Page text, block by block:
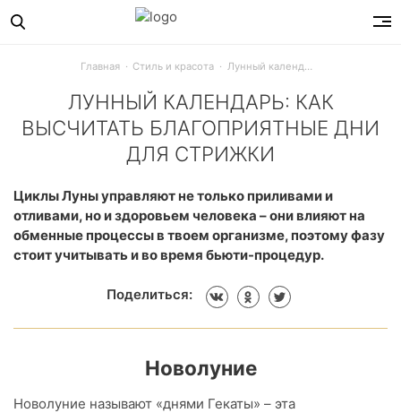
Главная Стиль и красота
ЛУННЫЙ КАЛЕНДАРЬ: КАК
ВЫСЧИТАТЬ БЛАГОПРИЯТНЫЕ ДНИ
ДЛЯ СТРИЖКИ
Какие дни лунного цикла идеальны для создания новой
Циклы Луны управляют не только приливами и
отливами, но и здоровьем человека – они влияют на
обменные процессы в твоем организме, поэтому фазу
стоит учитывать и во время бьюти-процедур.
Поделиться:
Новолуние
Новолуние называют «днями Гекаты» – эта